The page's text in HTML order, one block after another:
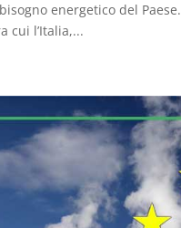
energetico del
cui l’Italia,...